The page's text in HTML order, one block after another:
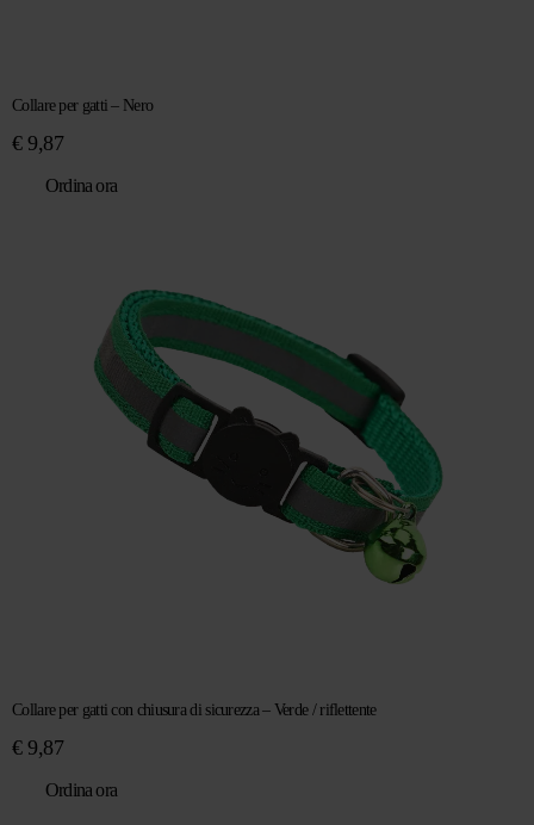
Collare per gatti – Nero
€9,87
Ordina ora
Collare per gatti con chiusura di sicurezza – Verde / riflettente
€9,87
Ordina ora